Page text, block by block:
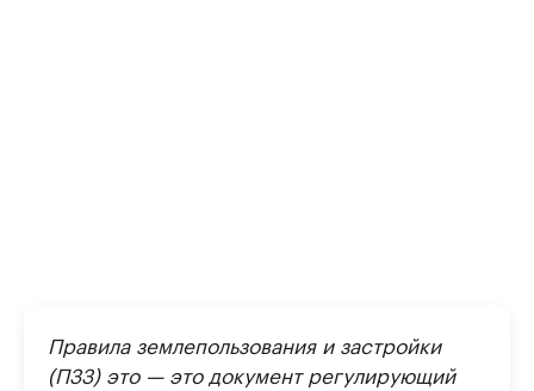
Правила землепользования и застройки
(ПЗЗ) это — это документ регулирующий